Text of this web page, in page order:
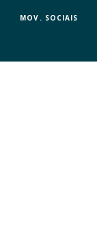
MOV. SOCIAIS